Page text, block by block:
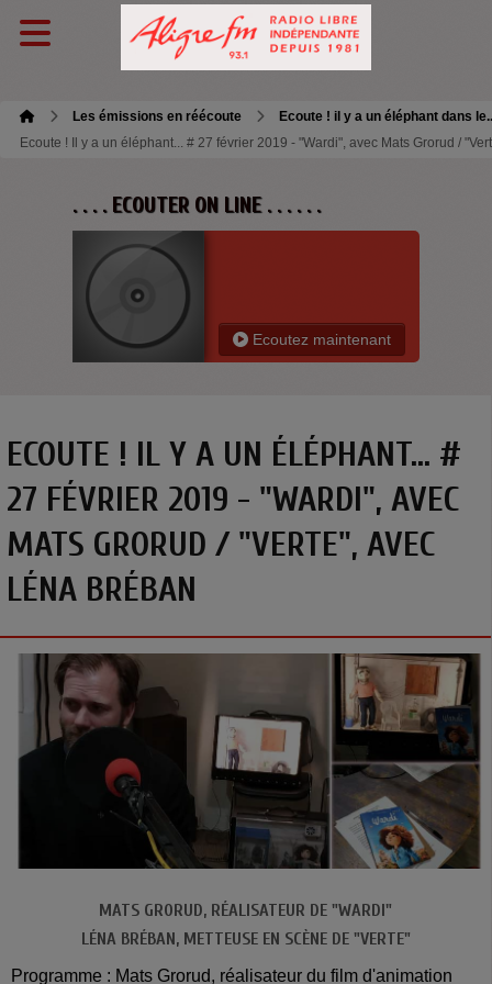
Les émissions en réécoute
Ecoute ! il y a un éléphant dans
Ecoute ! Il y a un éléphant... # 27 février 2019 - "Wardi", avec Mats Grorud /
. . . . ECOUTER ON LINE . . . . . .
Ecoutez maintenant
ECOUTE ! IL Y A UN ÉLÉPHANT... #
27 FÉVRIER 2019 - "WARDI", AVEC
MATS GRORUD / "VERTE", AVEC
LÉNA BRÉBAN
MATS GRORUD, RÉALISATEUR DE "WARDI"
LÉNA BRÉBAN, METTEUSE EN SCÈNE DE "VERTE"
Programme : Mats Grorud, réalisateur du film d'animation